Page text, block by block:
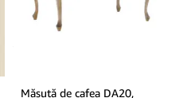
Măsuţă de cafea DA20,